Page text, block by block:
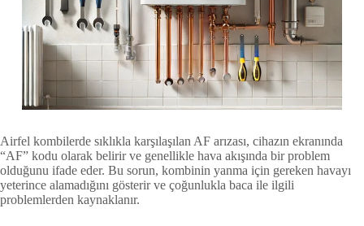
Airfel kombilerde sıklıkla karşılaşılan AF arızası, cihazın ekranında
“AF” kodu olarak belirir ve genellikle hava akışında bir problem
olduğunu ifade eder. Bu sorun, kombinin yanma için gereken havayı
yeterince alamadığını gösterir ve çoğunlukla baca ile ilgili
problemlerden kaynaklanır.